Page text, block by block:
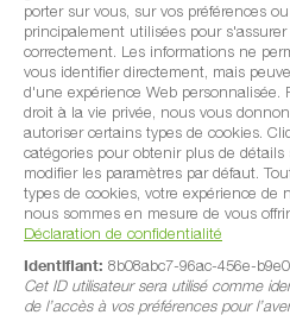
porter sur vous, sur vos préférences
principalement utilisées pour
correctement. Les informations ne
vous identifier directement, mais
d'une expérience Web personnalisée.
droit à la vie privée, nous vous
autoriser certains types de cookies.
catégories pour obtenir plus de
modifier les paramètres par défaut.
types de cookies, votre expérience de
nous sommes en mesure de vous
Déclaration de confidentialité
Identifiant: 8b08abc7-96ac-456e-
Cet ID utilisateur sera utilisé comme
de l’accès à vos préférences pour